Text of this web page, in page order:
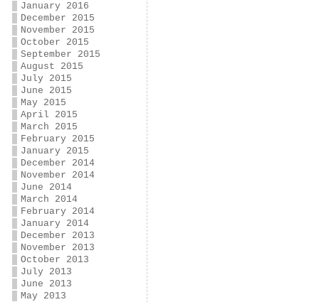
January 2016
December 2015
November 2015
October 2015
September 2015
August 2015
July 2015
June 2015
May 2015
April 2015
March 2015
February 2015
January 2015
December 2014
November 2014
June 2014
March 2014
February 2014
January 2014
December 2013
November 2013
October 2013
July 2013
June 2013
May 2013